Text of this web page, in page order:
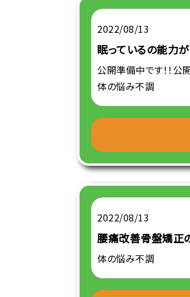
2022/08/13
眠っているの能力
公開準備中です！！公
体の悩み不調
2022/08/13
腰痛改善骨盤矯正
体の悩み不調